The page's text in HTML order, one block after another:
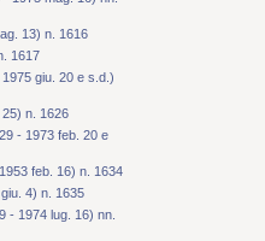
13) n. 1616
1617
giu. 20 e s.d.)
n. 1626
- 1973 feb. 20 e
feb. 16) n. 1634
4) n. 1635
- 1974 lug. 16) nn.